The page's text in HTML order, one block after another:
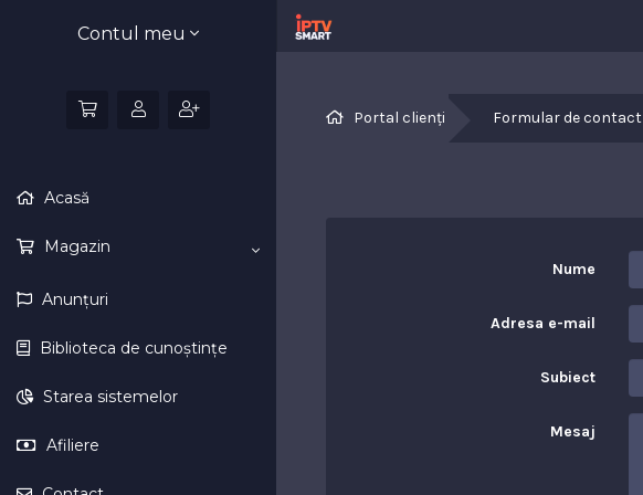
Contul meu
Acasă
Magazin
Anunțuri
Biblioteca de cunoștințe
Starea sistemelor
Afiliere
Portal clienți Formular de contact
Nume
Adresa e-mail
Subiect
Mesaj